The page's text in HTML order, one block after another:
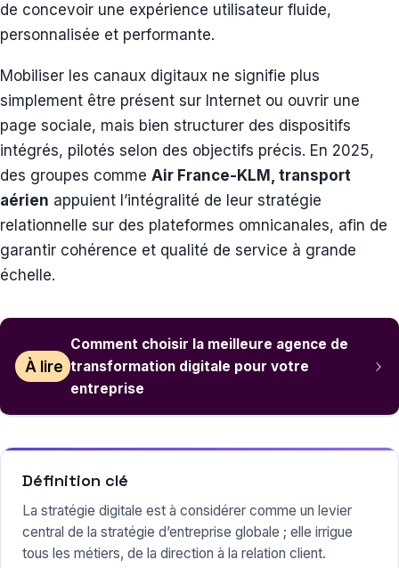
de concevoir une expérience utilisateur fluide,
personnalisée et performante.
Mobiliser les canaux digitaux ne signifie plus
simplement être présent sur Internet ou ouvrir une
page sociale, mais bien structurer des dispositifs
intégrés, pilotés selon des objectifs précis. En 2025,
des groupes comme Air France-KLM, transport
aérien appuient l’intégralité de leur stratégie
relationnelle sur des plateformes omnicanales, afin de
garantir cohérence et qualité de service à grande
échelle.
À lire
Comment choisir la meilleure agence de
transformation digitale pour votre
entreprise
Définition clé
La stratégie digitale est à considérer comme un levier
central de la stratégie d’entreprise globale ; elle irrigue
tous les métiers, de la direction à la relation client.